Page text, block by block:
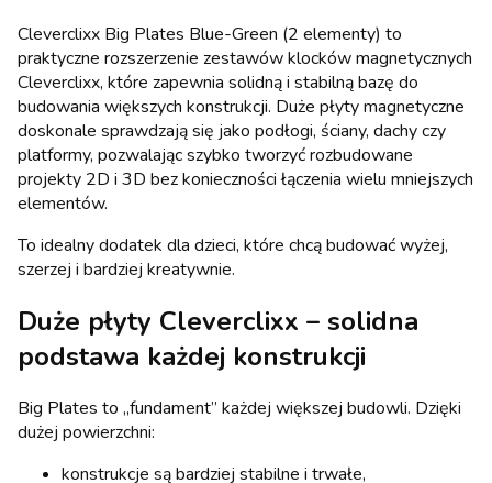
Cleverclixx Big Plates Blue-Green (2 elementy) to
praktyczne rozszerzenie zestawów klocków magnetycznych
Cleverclixx, które zapewnia solidną i stabilną bazę do
budowania większych konstrukcji. Duże płyty magnetyczne
doskonale sprawdzają się jako podłogi, ściany, dachy czy
platformy, pozwalając szybko tworzyć rozbudowane
projekty 2D i 3D bez konieczności łączenia wielu mniejszych
elementów.
To idealny dodatek dla dzieci, które chcą budować wyżej,
szerzej i bardziej kreatywnie.
Duże płyty Cleverclixx – solidna
podstawa każdej konstrukcji
Big Plates to „fundament” każdej większej budowli. Dzięki
dużej powierzchni:
konstrukcje są bardziej stabilne i trwałe,